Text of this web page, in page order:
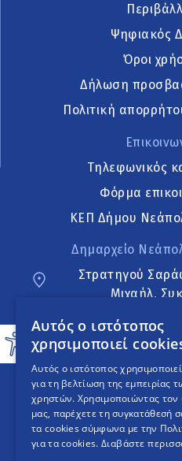
Ψηφιακός
Όροι
Δήλωση
Πολιτική
Τηλεφωνικός
Φόρμα
ΚΕΠ Δήμου
Δημαρχείο
Στρατηγού
Μιχαήλ,
English
An
Αυτός ο ιστότοπος
χρησιμοποιεί
Αυτός ο ιστότοπος
για τη βελτίωση της εμπειρίας
χρηστών. Χρησιμοποιώντας τον
μας, παρέχετε τη συγκατάθεσή
τα cookies σύμφωνα με την
για τα cookies. Διαβάστε